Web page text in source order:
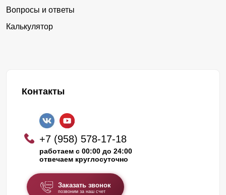
Вопросы и ответы
Калькулятор
Контакты
+7 (958) 578-17-18
работаем с 00:00 до 24:00
отвечаем круглосуточно
Заказать звонок
позвоним за наш счет